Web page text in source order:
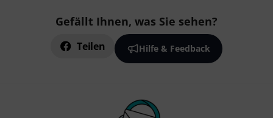
Gefällt Ihnen, was Sie sehen?
Teilen Hilfe & Feedback